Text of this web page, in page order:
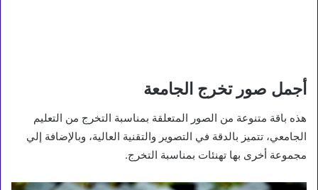
أجمل صور تخرج الجامعة
هذه باقة متنوعة من الصور المتعلقة بمناسبة التخرج من التعليم
الجامعي، تتميز بالدقة في التصوير والتقنية العالية، وبالإضافة إلي
مجموعة أخرى بها تهنئات بمناسبة التخرج.